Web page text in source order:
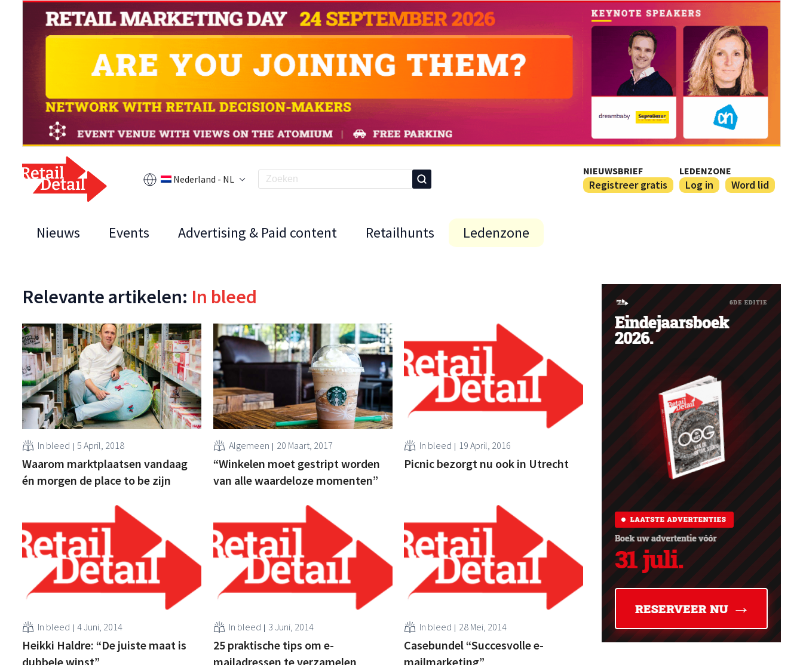
Nederland - NL
NIEUWSBRIEF
Registreer gratis
LEDENZONE
Log in Word lid
Nieuws Events Advertising & Paid content Retailhunts Ledenzone
Relevante artikelen: In bleed
In bleed 5 April, 2018
Waarom marktplaatsen vandaag
én morgen de place to be zijn
Algemeen 20 Maart, 2017
“Winkelen moet gestript worden
van alle waardeloze momenten”
In bleed 19 April, 2016
Picnic bezorgt nu ook in Utrecht
In bleed 4 Juni, 2014
Heikki Haldre: “De juiste maat is
dubbele winst”
In bleed 3 Juni, 2014
25 praktische tips om e-
mailadressen te verzamelen
In bleed 28 Mei, 2014
Casebundel “Succesvolle e-
mailmarketing”